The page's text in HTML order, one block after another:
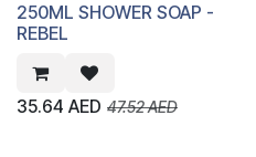
250ML SHOWER SOAP -
REBEL
35.64 AED 47.52AED